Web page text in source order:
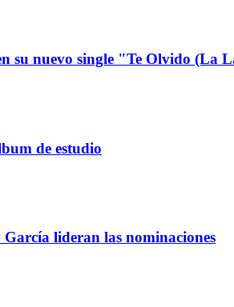
su nuevo single "Te Olvido (La
de estudio
lideran las nominaciones